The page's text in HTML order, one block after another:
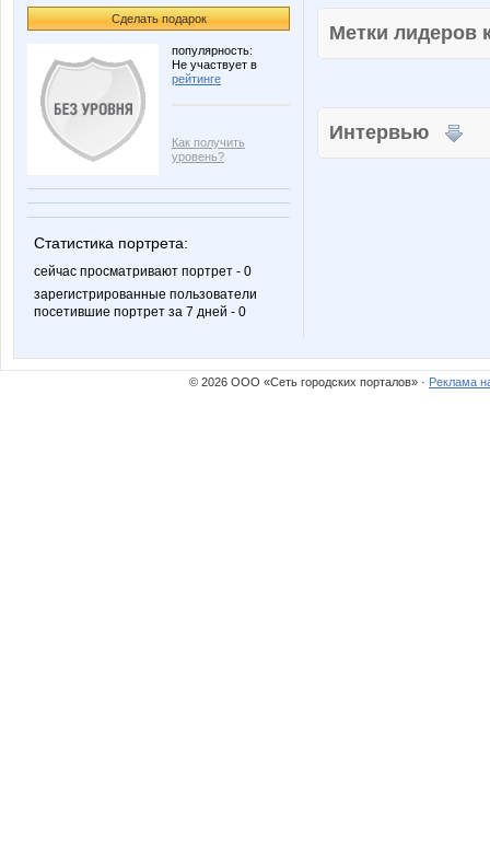
Сделать подарок
популярность:
Не участвует в
рейтинге
Как получить
уровень?
Статистика портрета:
сейчас просматривают портрет - 0
зарегистрированные пользователи
посетившие портрет за 7 дней - 0
Метки
Интервью
© 2026 ООО «Сеть городских порталов» · Реклама